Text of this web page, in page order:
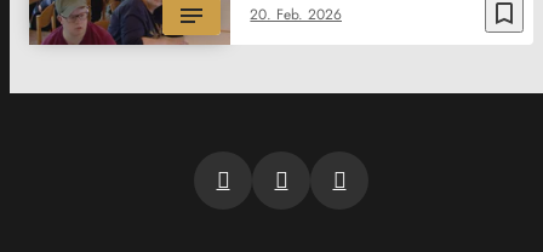
bookmark_border
20. Feb. 2026